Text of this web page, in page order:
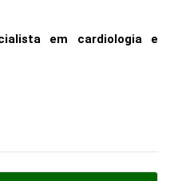
em cardiologia e